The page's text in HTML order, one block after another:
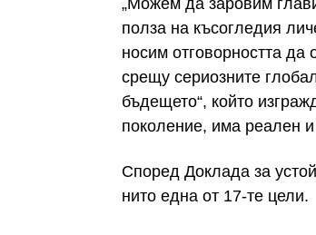
„Можем да заровим
полза на късогледия
носим отговорността да
срещу сериозните
бъдещето“, който
поколение, има реален
Според Доклада за
нито една от 17-те цели.